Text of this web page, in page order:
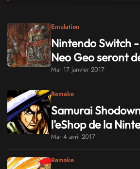
Emulation
Nintendo Switch
Neo Geo seront
Mar 17 janvier 2017
Remake
Samurai
l'eShop de la
Mar 4 avril 2017
Remake